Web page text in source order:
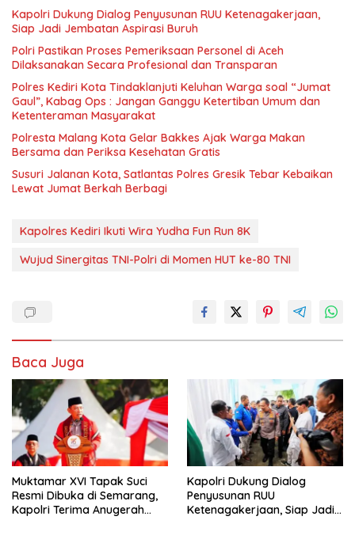
Kapolri Dukung Dialog Penyusunan RUU Ketenagakerjaan,
Siap Jadi Jembatan Aspirasi Buruh
Polri Pastikan Proses Pemeriksaan Personel di Aceh
Dilaksanakan Secara Profesional dan Transparan
Polres Kediri Kota Tindaklanjuti Keluhan Warga soal “Jumat
Gaul”, Kabag Ops : Jangan Ganggu Ketertiban Umum dan
Ketenteraman Masyarakat
Polresta Malang Kota Gelar Bakkes Ajak Warga Makan
Bersama dan Periksa Kesehatan Gratis
Susuri Jalanan Kota, Satlantas Polres Gresik Tebar Kebaikan
Lewat Jumat Berkah Berbagi
Kapolres Kediri Ikuti Wira Yudha Fun Run 8K
Wujud Sinergitas TNI-Polri di Momen HUT ke-80 TNI
Baca Juga
Muktamar XVI Tapak Suci
Resmi Dibuka di Semarang,
Kapolri Terima Anugerah
Kapolri Dukung Dialog
Penyusunan RUU
Ketenagakerjaan, Siap Jadi